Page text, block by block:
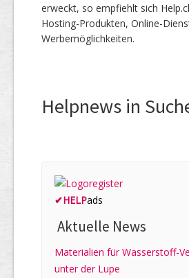
erweckt, so empfiehlt sich
Hosting-Produkten, Online-
Werbemöglichkeiten.
Helpnews in
✔HELPads
Aktuelle News
Materialien für Wasserstoff-
unter der Lupe